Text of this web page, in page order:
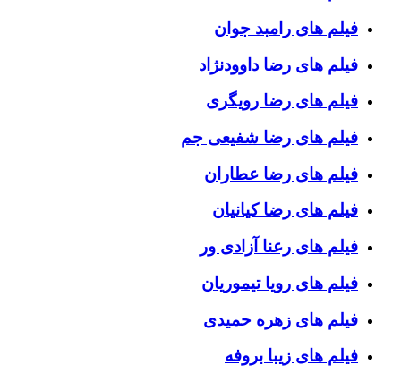
فیلم های رامبد جوان
فیلم های رضا داوودنژاد
فیلم های رضا رویگری
فیلم های رضا شفیعی جم
فیلم های رضا عطاران
فیلم های رضا کیانیان
فیلم های رعنا آزادی ور
فیلم های رویا تیموریان
فیلم های زهره حمیدی
فیلم های زیبا بروفه